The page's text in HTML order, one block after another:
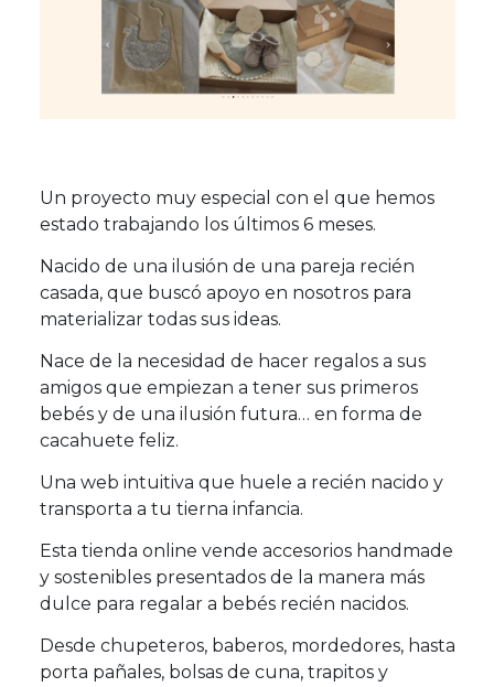
Un proyecto muy especial con el que hemos
estado trabajando los últimos 6 meses.
Nacido de una ilusión de una pareja recién
casada, que buscó apoyo en nosotros para
materializar todas sus ideas.
Nace de la necesidad de hacer regalos a sus
amigos que empiezan a tener sus primeros
bebés y de una ilusión futura… en forma de
cacahuete feliz.
Una web intuitiva que huele a recién nacido y
transporta a tu tierna infancia.
Esta tienda online vende accesorios handmade
y sostenibles presentados de la manera más
dulce para regalar a bebés recién nacidos.
Desde chupeteros, baberos, mordedores, hasta
porta pañales, bolsas de cuna, trapitos y